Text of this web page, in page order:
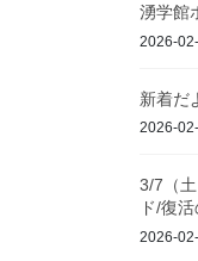
湧学館
2026-
新着だ
2026-
3/7（
ド/復
2026-